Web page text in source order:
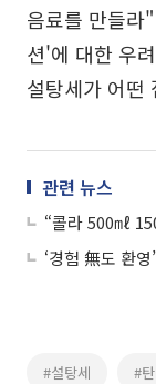
음료를 만들라
션'에 대한 우
설탕세가 어떤
관련 뉴스
‘경험 無도 환
#설탕세 #